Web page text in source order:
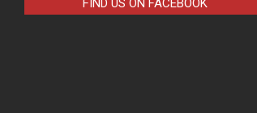
FIND US ON FACEBOOK